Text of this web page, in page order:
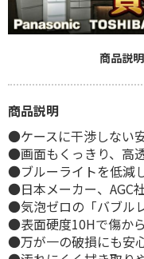
商品説明
商品説明
●ケースに干渉しない
●画面もくっきり、高
●ブルーライトを低減
●日本メーカー、AGC
●気泡ゼロの「バブル
●表面硬度10Hで傷か
●万が一の破損にも安